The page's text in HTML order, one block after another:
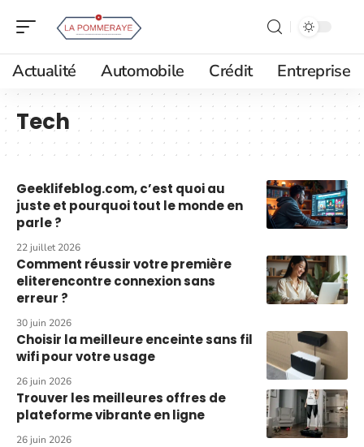
Actualité Automobile Crédit Entreprise
Tech
Geeklifeblog.com, c’est quoi au
juste et pourquoi tout le monde en
parle ?
22 juillet 2026
Comment réussir votre première
eliterencontre connexion sans
erreur ?
30 juin 2026
Choisir la meilleure enceinte sans fil
wifi pour votre usage
26 juin 2026
Trouver les meilleures offres de
plateforme vibrante en ligne
26 juin 2026